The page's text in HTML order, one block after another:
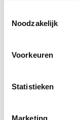
Noodzakelijk
Voorkeuren
Statistieken
Marketing